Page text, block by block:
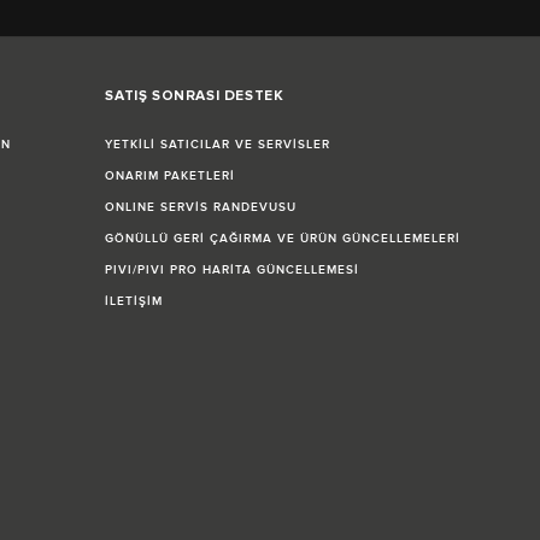
SATIŞ SONRASI DESTEK
YETKİLİ SATICILAR VE SERVİSLER
ONARIM PAKETLERİ
ONLINE SERVİS RANDEVUSU
GÖNÜLLÜ GERİ ÇAĞIRMA VE ÜRÜN GÜNCELLEMELERİ
PIVI/PIVI PRO HARİTA GÜNCELLEMESİ
İLETİŞİM